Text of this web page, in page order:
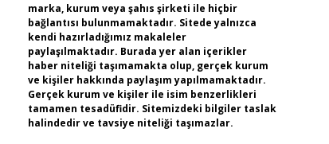
marka, kurum veya şahıs şirketi ile hiçbir
bağlantısı bulunmamaktadır. Sitede yalnızca
kendi hazırladığımız makaleler
paylaşılmaktadır. Burada yer alan içerikler
haber niteliği taşımamakta olup, gerçek kurum
ve kişiler hakkında paylaşım yapılmamaktadır.
Gerçek kurum ve kişiler ile isim benzerlikleri
tamamen tesadüfidir. Sitemizdeki bilgiler taslak
halindedir ve tavsiye niteliği taşımazlar.